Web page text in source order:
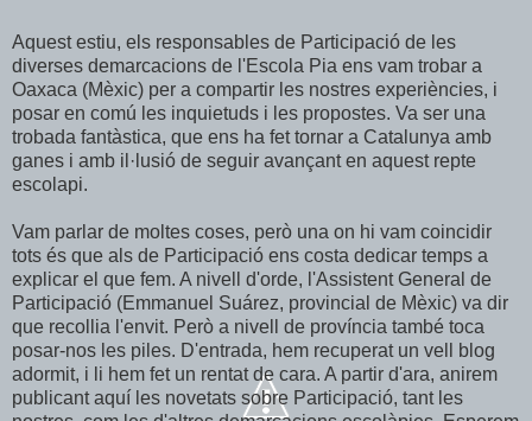
Aquest estiu, els responsables de Participació de les
diverses demarcacions de l'Escola Pia ens vam trobar a
Oaxaca (Mèxic) per a compartir les nostres experiències, i
posar en comú les inquietuds i les propostes. Va ser una
trobada fantàstica, que ens ha fet tornar a Catalunya amb
ganes i amb il·lusió de seguir avançant en aquest repte
escolapi.
Vam parlar de moltes coses, però una on hi vam coincidir
tots és que als de Participació ens costa dedicar temps a
explicar el que fem. A nivell d'orde, l'Assistent General de
Participació (Emmanuel Suárez, provincial de Mèxic) va dir
que recollia l'envit. Però a nivell de província també toca
posar-nos les piles. D'entrada, hem recuperat un vell blog
adormit, i li hem fet un rentat de cara. A partir d'ara, anirem
publicant aquí les novetats sobre Participació, tant les